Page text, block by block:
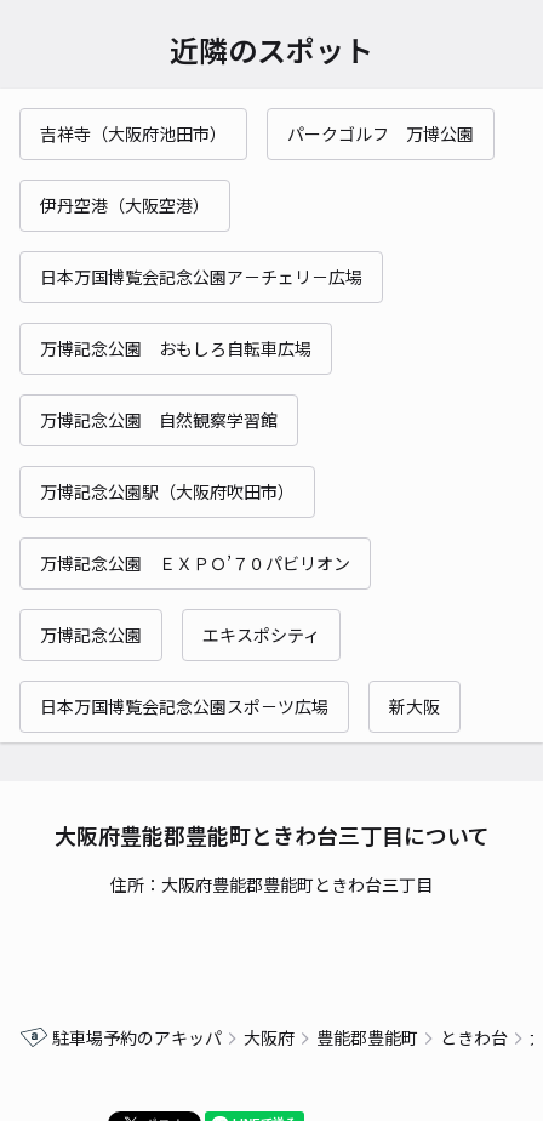
近隣のスポット
吉祥寺（大阪府池田市） パークゴルフ 万博公園
伊丹空港（大阪空港）
日本万国博覧会記念公園ア－チェリ－広場
万博記念公園 おもしろ自転車広場
万博記念公園 自然観察学習館
万博記念公園駅（大阪府吹田市）
万博記念公園 ＥＸＰＯ’７０パビリオン
万博記念公園 エキスポシティ
日本万国博覧会記念公園スポ－ツ広場 新大阪
大阪府豊能郡豊能町ときわ台三丁目について
住所：大阪府豊能郡豊能町ときわ台三丁目
駐車場予約のアキッパ 大阪府 豊能郡豊能町 ときわ台